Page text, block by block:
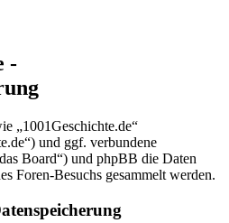
-
„1001Geschichte.de“
und ggf. verbundene
Board“) und phpBB die Daten
Foren-Besuchs gesammelt werden.